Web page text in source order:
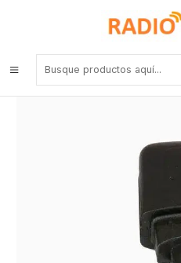
Motorola PMAF4017 Kit de antena
SL8550e Precio con iva incluido